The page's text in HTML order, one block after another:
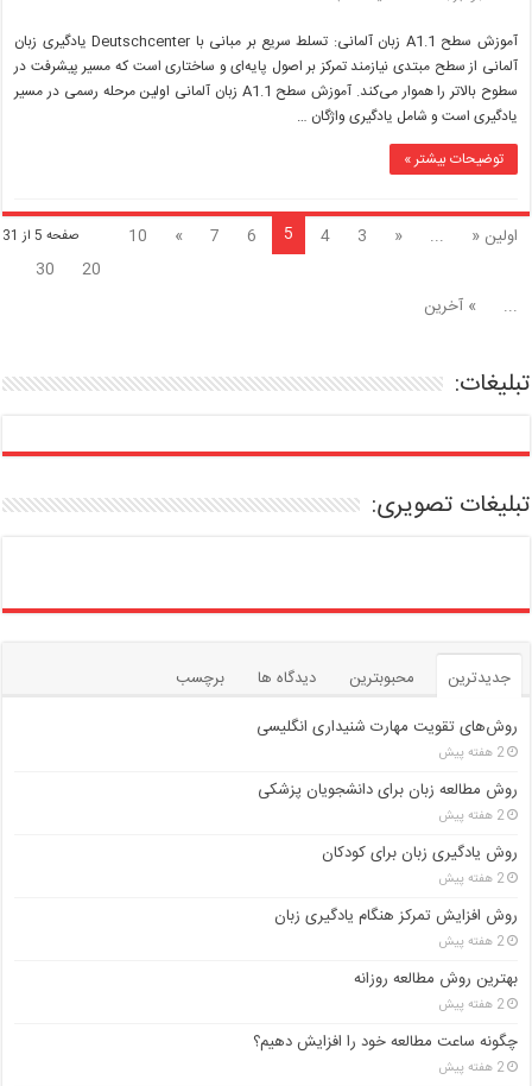
سطح
A1.1
زبان
آلمانی:
تسلط
Deutschcenter
آموزش سطح A1.1 زبان آلمانی: تسلط سریع بر مبانی با Deutschcenter یادگیری زبان
آلمانی از سطح مبتدی نیازمند تمرکز بر اصول پایه‌ای و ساختاری است که مسیر پیشرفت در
سطوح بالاتر را هموار می‌کند. آموزش سطح A1.1 زبان آلمانی اولین مرحله رسمی در مسیر
یادگیری است و شامل یادگیری واژگان …
توضیحات بیشتر »
صفحه 5 از 31 اولین « ...
«
3
4
5
6
7
»
10
20
30
...
» آخرین
تبلیغات:
تبلیغات تصویری:
جدیدترین محبوبترین دیدگاه ها
برچسب
روش‌های تقویت مهارت شنیداری انگلیسی
2 هفته پیش
روش مطالعه زبان برای دانشجویان پزشکی
2 هفته پیش
روش یادگیری زبان برای کودکان
2 هفته پیش
روش افزایش تمرکز هنگام یادگیری زبان
2 هفته پیش
بهترین روش مطالعه روزانه
2 هفته پیش
چگونه ساعت مطالعه خود را افزایش دهیم؟
2 هفته پیش